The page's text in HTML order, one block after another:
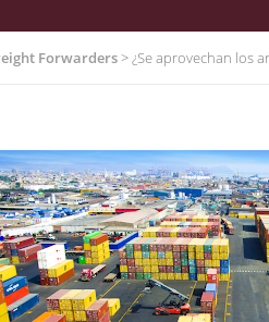
Forwarders>¿Se aprovechan los